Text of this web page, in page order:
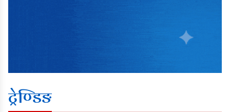
ट्रेण्डिङ